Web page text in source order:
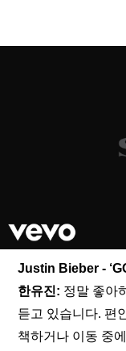
Justin Bieber -
한유진: 정말 좋아
듣고 있습니다. 편
책하거나 이동 중